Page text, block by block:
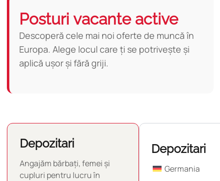
Posturi vacante active
Descoperă cele mai noi oferte de muncă în
Europa. Alege locul care ți se potrivește și
aplică ușor și fără griji.
Depozitari
Angajăm bărbați, femei și
cupluri pentru lucru în
Depozitari
Germania